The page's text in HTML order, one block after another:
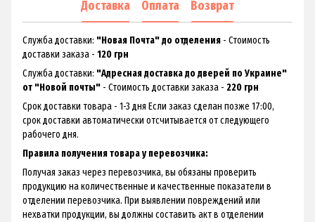
Доставка Оплата Возврат
Служба доставки: "Новая Почта" до отделения - Стоимость
доставки заказа - 120 грн
Служба доставки: "Адресная доставка до дверей по Украине"
от "Новой почты" - Стоимость доставки заказа - 220 грн
Срок доставки товара - 1-3 дня Если заказ сделан позже 17:00,
срок доставки автоматически отсчитывается от следующего
рабочего дня.
Правила получения товара у перевозчика:
Получая заказ через перевозчика, вы обязаны проверить
продукцию на количественные и качественные показатели в
отделении перевозчика. При выявлении повреждений или
нехватки продукции, вы должны составить акт в отделении